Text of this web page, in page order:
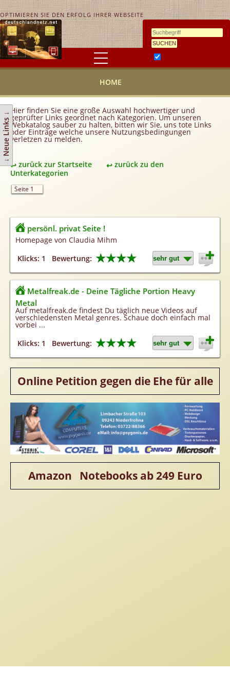
OPTIMIEREN SIE DEN ERFOLG IHRER WEBSEITE
AGB
Link hinzufügen
Eintrag ändern
Partner
Homepageerstellung
Webkatalog
Sonderangebot
HOME
Hier finden Sie eine große Auswahl hochwertiger und
geprüfter Links geordnet nach Kategorien. Um unseren
Webkatalog sauber zu halten, bitten wir Sie, uns tote Links
oder Einträge welche unsere Nutzungsbedingungen
verletzen zu melden.
zurück zur Startseite
zurück zu den
Unterkategorien
Seite 1
persönl. privat Seite !
Homepage von Claudia Mihm
Klicks: 1
Bewertung: ★★★★
Metalfreak.de - Deine Tägliche Portion Heavy
Metal
Auf metalfreak.de findest Du täglich neue Videos auf
verschiedensten Metal genres. Schaue doch einfach mal
vorbei ...
Klicks: 1
Bewertung: ★★★★
Online Petition gegen die Ehe für alle
Amazon Notebooks ab 249 Euro
↓ Neue Links ↓